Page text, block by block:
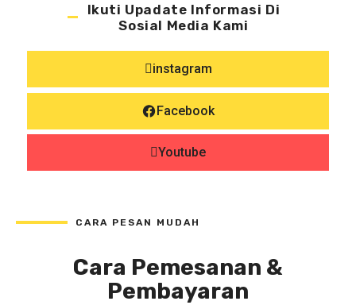
Ikuti Upadate Informasi Di
Sosial Media Kami
instagram
Facebook
Youtube
CARA PESAN MUDAH
Cara Pemesanan &
Pembayaran